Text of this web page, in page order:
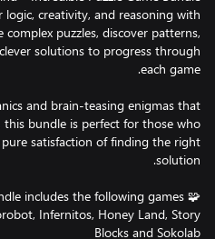
creativity, and reasoning with
complex puzzles, discover patterns,
solutions to progress through
and brain-teasing enigmas that
bundle is perfect for those who
satisfaction of finding the right
Infernitos, Honey Land, Story